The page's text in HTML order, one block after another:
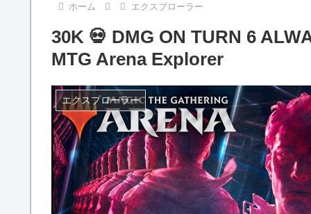
ホーム エクスプローラー
30K 💀 DMG ON TURN 6
MTG Arena Explorer
エクスプローラー